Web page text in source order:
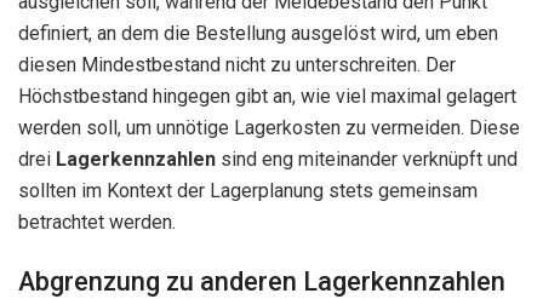
definiert, an dem die Bestellung ausgelöst wird, um eben
diesen Mindestbestand nicht zu unterschreiten. Der
Höchstbestand hingegen gibt an, wie viel maximal gelagert
werden soll, um unnötige Lagerkosten zu vermeiden. Diese
drei Lagerkennzahlen sind eng miteinander verknüpft und
sollten im Kontext der Lagerplanung stets gemeinsam
betrachtet werden.
Abgrenzung zu anderen Lagerkennzahlen